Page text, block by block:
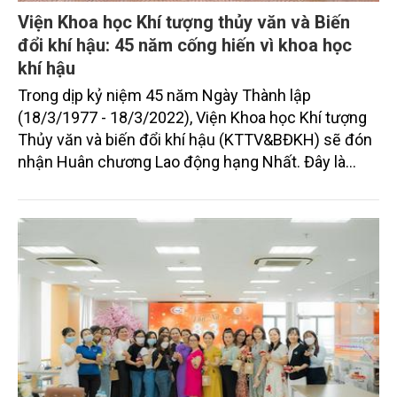
Viện Khoa học Khí tượng thủy văn và Biến
đổi khí hậu: 45 năm cống hiến vì khoa học
khí hậu
Trong dịp kỷ niệm 45 năm Ngày Thành lập
(18/3/1977 - 18/3/2022), Viện Khoa học Khí tượng
Thủy văn và biến đổi khí hậu (KTTV&BĐKH) sẽ đón
nhận Huân chương Lao động hạng Nhất. Đây là
đóng góp quan trọng của Viện vào tiến trình phát
triển của đất nước.